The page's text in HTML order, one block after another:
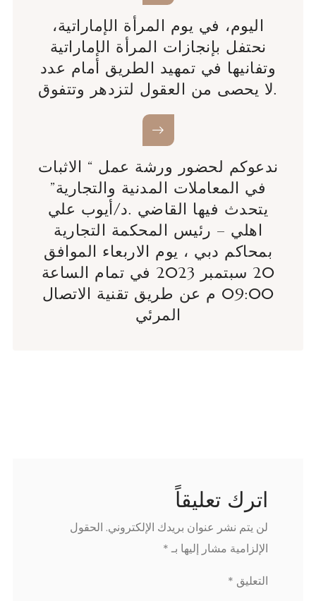
اليوم، في يوم المرأة الإماراتية،
نحتفل بإنجازات المرأة الإماراتية
وتفانيها في تمهيد الطريق أمام عدد
لا يحصى من العقول لتزدهر وتتفوق.
ندعوكم لحضور ورشة عمل “ الاثبات
في المعاملات المدنية والتجارية”
يتحدث فيها القاضي .د/أيوب علي
اهلي – رئيس المحكمة التجارية
بمحاكم دبي ، يوم الاربعاء الموافق
20 سبتمبر 2023 في تمام الساعة
09:00 م عن طريق تقنية الاتصال
المرئي
اترك تعليقاً
لن يتم نشر عنوان بريدك الإلكتروني. الحقول
الإلزامية مشار إليها بـ *
التعليق *